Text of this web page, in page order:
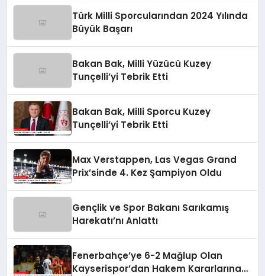
Türk Milli Sporcularından 2024 Yılında
Büyük Başarı
Bakan Bak, Milli Yüzücü Kuzey
Tunçelli’yi Tebrik Etti
Bakan Bak, Milli Sporcu Kuzey
Tunçelli’yi Tebrik Etti
Max Verstappen, Las Vegas Grand
Prix’sinde 4. Kez Şampiyon Oldu
Gençlik ve Spor Bakanı Sarıkamış
Harekatı’nı Anlattı
Fenerbahçe’ye 6-2 Mağlup Olan
Kayserispor’dan Hakem Kararlarına